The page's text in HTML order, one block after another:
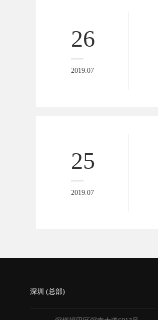
26
2019.07
25
2019.07
深圳 (总部)